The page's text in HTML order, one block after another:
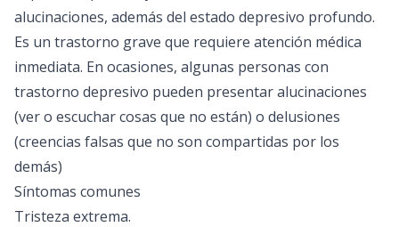
alucinaciones, además del estado depresivo profundo.
Es un trastorno grave que requiere atención médica
inmediata. En ocasiones, algunas personas con
trastorno depresivo pueden presentar alucinaciones
(ver o escuchar cosas que no están) o delusiones
(creencias falsas que no son compartidas por los
demás)
Síntomas comunes
Tristeza extrema.